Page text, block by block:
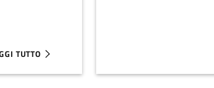
TUTTO
IFF, IL VC DEI FOUNDER SUPERA I 100 MILIONI